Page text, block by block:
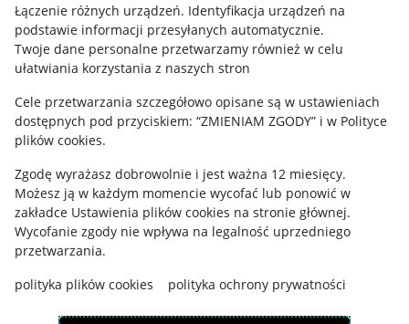
Łączenie różnych urządzeń. Identyfikacja urządzeń na
podstawie informacji przesyłanych automatycznie.
Twoje dane personalne przetwarzamy również w celu
ułatwiania korzystania z naszych stron
Cele przetwarzania szczegółowo opisane są w ustawieniach
dostępnych pod przyciskiem: “ZMIENIAM ZGODY” i w Polityce
plików cookies.
Zgodę wyrażasz dobrowolnie i jest ważna 12 miesięcy.
Możesz ją w każdym momencie wycofać lub ponowić w
zakładce Ustawienia plików cookies na stronie głównej.
Wycofanie zgody nie wpływa na legalność uprzedniego
przetwarzania.
polityka plików cookies
polityka ochrony prywatności
Regulamin
Polityka plików "cookies"
Ustawienia plików "cookies"
Udostępnianie lokalizacji
Informacje dla Aktu o Usługach Cyfrowych
Pobierz aplikację